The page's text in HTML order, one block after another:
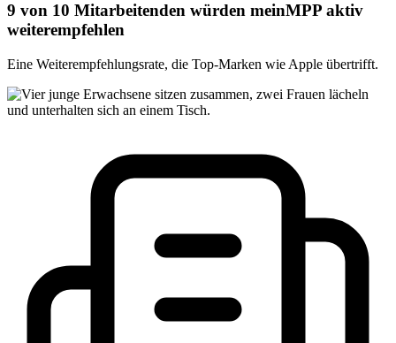
9 von 10 Mitarbeitenden würden meinMPP aktiv
weiterempfehlen
Eine Weiterempfehlungsrate, die Top-Marken wie Apple übertrifft.